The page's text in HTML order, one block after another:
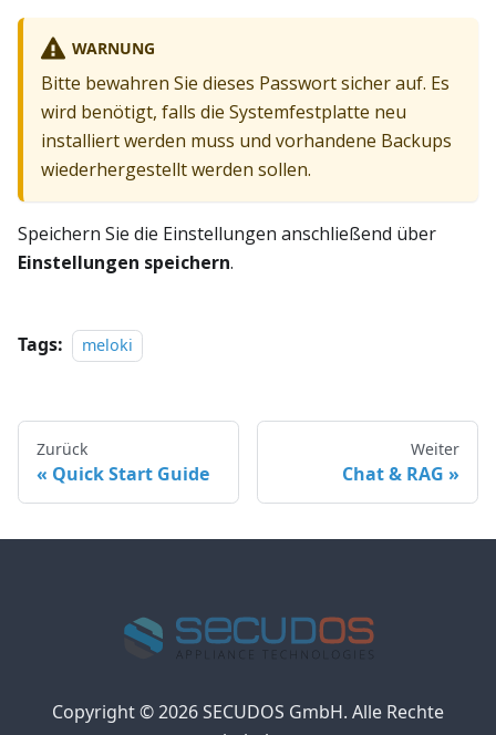
WARNUNG
Bitte bewahren Sie dieses Passwort sicher auf. Es
wird benötigt, falls die Systemfestplatte neu
installiert werden muss und vorhandene Backups
wiederhergestellt werden sollen.
Speichern Sie die Einstellungen anschließend über
Einstellungen speichern.
Tags: meloki
Zurück
Quick Start Guide
Weiter
Chat & RAG
Copyright © 2026 SECUDOS GmbH. Alle Rechte